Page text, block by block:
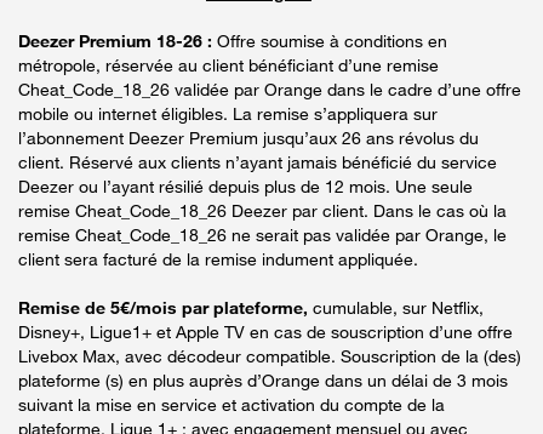
Deezer Premium 18-26 : Offre soumise à conditions en
métropole, réservée au client bénéficiant d’une remise
Cheat_Code_18_26 validée par Orange dans le cadre d’une offre
mobile ou internet éligibles. La remise s’appliquera sur
l’abonnement Deezer Premium jusqu’aux 26 ans révolus du
client. Réservé aux clients n’ayant jamais bénéficié du service
Deezer ou l’ayant résilié depuis plus de 12 mois. Une seule
remise Cheat_Code_18_26 Deezer par client. Dans le cas où la
remise Cheat_Code_18_26 ne serait pas validée par Orange, le
client sera facturé de la remise indument appliquée.
Remise de 5€/mois par plateforme, cumulable, sur Netflix,
Disney+, Ligue1+ et Apple TV en cas de souscription d’une offre
Livebox Max, avec décodeur compatible. Souscription de la (des)
plateforme (s) en plus auprès d’Orange dans un délai de 3 mois
suivant la mise en service et activation du compte de la
plateforme. Ligue 1+ : avec engagement mensuel ou avec